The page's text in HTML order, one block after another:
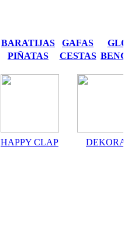
BARATIJAS GAFAS
PIÑATAS CESTAS
HAPPY CLAP
DEKORA